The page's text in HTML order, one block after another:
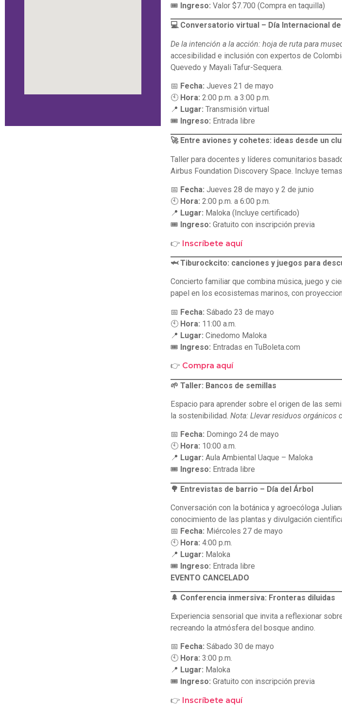
🎟 Ingreso: Valor $7.700 (Compra en taquilla)
💻 Conversatorio virtual – Día Internacional
De la intención a la acción: hoja de ruta para
accesibilidad e inclusión con expertos de
Quevedo y Mayali Tafur-Sequera.
📅 Fecha: Jueves 21 de mayo
🕙 Hora: 2:00 p.m. a 3:00 p.m.
📍 Lugar: Transmisión virtual
🎟 Ingreso: Entrada libre
🚀 Entre aviones y cohetes: ideas desde un
Taller para docentes y líderes comunitarios
Airbus Foundation Discovery Space. Incluye
📅 Fecha: Jueves 28 de mayo y 2 de junio
🕙 Hora: 2:00 p.m. a 6:00 p.m.
📍 Lugar: Maloka (Incluye certificado)
🎟 Ingreso: Gratuito con inscripción previa
👉 Inscríbete aquí
🦈 Tiburockcito: canciones y juegos para
Concierto familiar que combina música, juego y
papel en los ecosistemas marinos, con
📅 Fecha: Sábado 23 de mayo
🕙 Hora: 11:00 a.m.
📍 Lugar: Cinedomo Maloka
🎟 Ingreso: Entradas en TuBoleta.com
👉 Compra aquí
🌱 Taller: Bancos de semillas
Espacio para aprender sobre el origen de las
la sostenibilidad.Nota: Llevar residuos orgánicos
📅 Fecha: Domingo 24 de mayo
🕙 Hora: 10:00 a.m.
📍 Lugar: Aula Ambiental Uaque – Maloka
🎟 Ingreso: Entrada libre
🌳 Entrevistas de barrio – Día del Árbol
Conversación con la botánica y agroecóloga
conocimiento de las plantas y divulgación
📅 Fecha: Miércoles 27 de mayo
🕙 Hora: 4:00 p.m.
📍 Lugar: Maloka
🎟 Ingreso: Entrada libre
EVENTO CANCELADO
🌲 Conferencia inmersiva: Fronteras diluidas
Experiencia sensorial que invita a reflexionar
recreando la atmósfera del bosque andino.
📅 Fecha: Sábado 30 de mayo
🕙 Hora: 3:00 p.m.
📍 Lugar: Maloka
🎟 Ingreso: Gratuito con inscripción previa
👉 Inscríbete aquí